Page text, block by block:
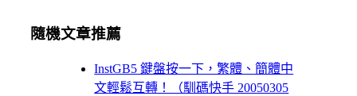
隨機文章推薦
InstGB5 鍵盤按一下，繁體、簡體中
文輕鬆互轉！（馴碼快手 20050305